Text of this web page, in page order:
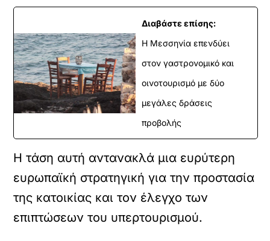
Διαβάστε επίσης:
Η Μεσσηνία επενδύει
στον γαστρονομικό και
οινοτουρισμό με δύο
μεγάλες δράσεις
προβολής
Η τάση αυτή αντανακλά μια ευρύτερη
ευρωπαϊκή στρατηγική για την προστασία
της κατοικίας και τον έλεγχο των
επιπτώσεων του υπερτουρισμού.